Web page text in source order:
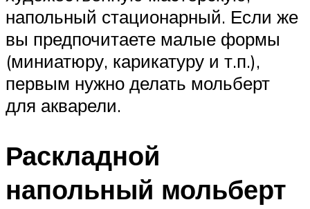
напольный стационарный. Если же
вы предпочитаете малые формы
(миниатюру, карикатуру и т.п.),
первым нужно делать мольберт
для акварели.
Раскладной
напольный мольберт